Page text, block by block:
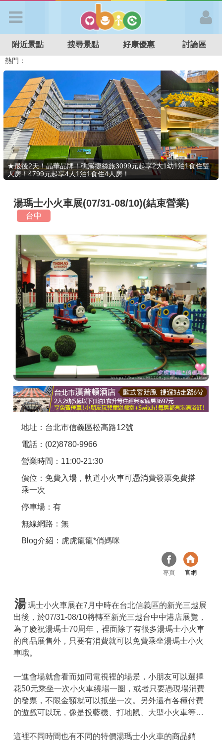
APP登入
首 頁
搜尋景點
好康優惠
最新消息
最新留言
商家合作
推薦景點
討論區
聯絡我們
APP下載
附近景點 搜尋景點 好康優惠 討論區
熱門：
特色遊戲場
親子住房優惠 台北親子餐廳 溫泉泡湯SPA
★最後2天！晶華品牌！礁溪捷絲旅3099元起享2大1幼1泊1食住雙
人房！4799元起享4人1泊1食住4人房！
湯瑪士小火車展(07/31-08/10)(結束營業)
台中
地址：台北市信義區松高路12號
電話：(02)8780-9966
營業時間：11:00-21:30
價位：免費入場，軌道小火車可憑消費發票免費搭
乘一次
停車場：有
無線網路：無
Blog介紹： 虎虎龍龍*俏媽咪
專頁 官網
湯瑪士小火車展在7月中時在台北信義區的新光三越展
出後，於07/31-08/10將轉至新光三越台中中港店展覽，
為了慶祝湯瑪士70周年，裡面除了有很多湯瑪士小火車
的商品展售外，只要有消費就可以免費乘坐湯瑪士小火
車哦。
一進會場就會看而如同電視裡的場景，小朋友可以選擇
花50元乘坐一次小火車繞場一圈，或者只要憑現場消費
的發票，不限金額就可以抵坐一次。另外還有各種付費
的遊戲可以玩，像是投藍機、打地鼠、大型小火車等…
這裡不同時間也有不同的特價湯瑪士小火車的商品銷